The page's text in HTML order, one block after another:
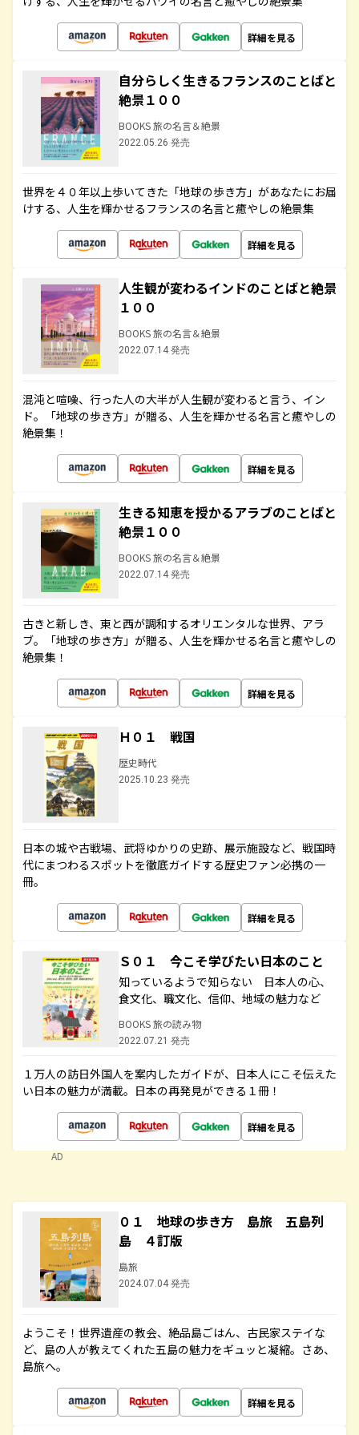
詳細を見る
自分らしく生きるフランスのことばと
絶景１００
BOOKS 旅の名言＆絶景
2022.05.26 発売
世界を４０年以上歩いてきた「地球の歩き方」があなたにお届
けする、人生を輝かせるフランスの名言と癒やしの絶景集
詳細を見る
人生観が変わるインドのことばと絶景
１００
BOOKS 旅の名言＆絶景
2022.07.14 発売
混沌と喧噪、行った人の大半が人生観が変わると言う、イン
ド。「地球の歩き方」が贈る、人生を輝かせる名言と癒やしの
絶景集！
詳細を見る
生きる知恵を授かるアラブのことばと
絶景１００
BOOKS 旅の名言＆絶景
2022.07.14 発売
古きと新しき、東と西が調和するオリエンタルな世界、アラ
ブ。「地球の歩き方」が贈る、人生を輝かせる名言と癒やしの
絶景集！
詳細を見る
Ｈ０１ 戦国
歴史時代
2025.10.23 発売
日本の城や古戦場、武将ゆかりの史跡、展示施設など、戦国時
代にまつわるスポットを徹底ガイドする歴史ファン必携の一
冊。
詳細を見る
Ｓ０１ 今こそ学びたい日本のこと
知っているようで知らない 日本人の心、
食文化、職文化、信仰、地域の魅力など
BOOKS 旅の読み物
2022.07.21 発売
１万人の訪日外国人を案内したガイドが、日本人にこそ伝えた
い日本の魅力が満載。日本の再発見ができる１冊！
詳細を見る
AD
０１ 地球の歩き方 島旅 五島列
島 ４訂版
島旅
2024.07.04 発売
ようこそ！世界遺産の教会、絶品島ごはん、古民家ステイな
ど、島の人が教えてくれた五島の魅力をギュッと凝縮。さあ、
島旅へ。
詳細を見る